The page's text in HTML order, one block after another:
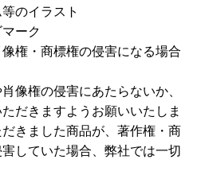
のイラスト
ーク
権・商標権の侵害になる場合
像権の侵害にあたらないか、
だきますようお願いいたしま
きました商品が、著作権・商
していた場合、弊社では一切